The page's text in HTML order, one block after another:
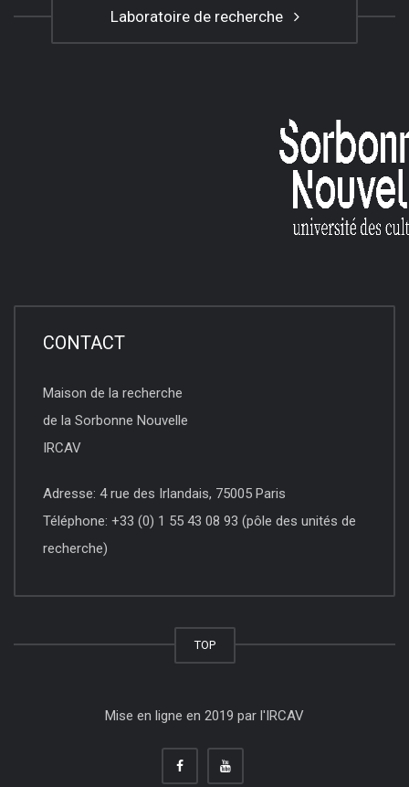
Laboratoire de recherche
CONTACT
Maison de la recherche
de la Sorbonne Nouvelle
IRCAV
Adresse: 4 rue des Irlandais, 75005 Paris
Téléphone: +33 (0) 1 55 43 08 93 (pôle des unités de
recherche)
TOP
Mise en ligne en 2019 par l'IRCAV